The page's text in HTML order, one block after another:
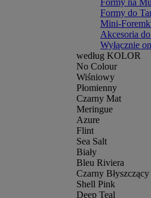
Formy na
Formy do
Mini-
Akcesoria
Wyłącznie
według KOLOR
No Colour
Wiśniowy
Płomienny
Czarny Mat
Meringue
Azure
Flint
Sea Salt
Biały
Bleu Riviera
Czarny Błyszczący
Shell Pink
Deep Teal